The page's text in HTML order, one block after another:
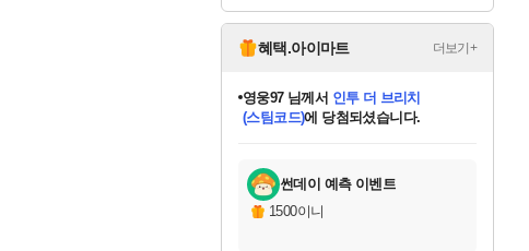
혜택.아이마트 더보기+
당첨되셨습니다.
당첨되셨습니다.
당첨되셨습니다.
당첨되셨습니다.
영웅97님께서 인투 더 브리치
(스팀코드)에 당첨되셨습니다.
에디션 (스팀코드)를 교환.
당첨되셨습니다.
당첨되셨습니다.
당첨되셨습니다.
당첨되셨습니다.
썬데이 예측 이벤트
1500이니